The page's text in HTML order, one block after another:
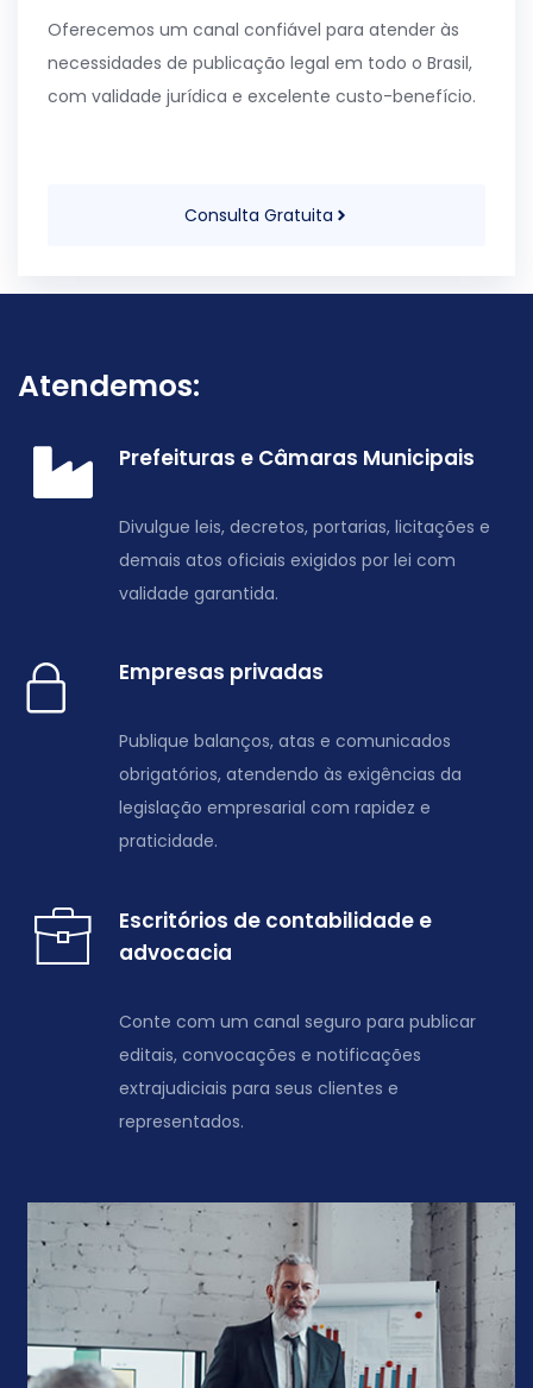
Oferecemos um canal confiável para atender às
necessidades de publicação legal em todo o Brasil,
com validade jurídica e excelente custo-benefício.
Consulta Gratuita
Atendemos:
Prefeituras e Câmaras Municipais
Divulgue leis, decretos, portarias, licitações e
demais atos oficiais exigidos por lei com
validade garantida.
Empresas privadas
Publique balanços, atas e comunicados
obrigatórios, atendendo às exigências da
legislação empresarial com rapidez e
praticidade.
Escritórios de contabilidade e
advocacia
Conte com um canal seguro para publicar
editais, convocações e notificações
extrajudiciais para seus clientes e
representados.